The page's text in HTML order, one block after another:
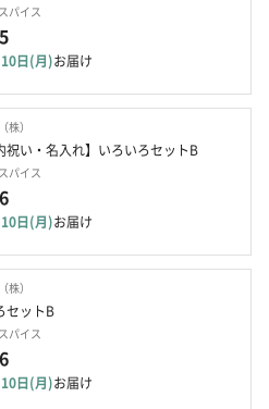
パイス
日(月)お届け
株）
祝い・名入れ】いろいろセットB
パイス
日(月)お届け
株）
セットB
パイス
日(月)お届け